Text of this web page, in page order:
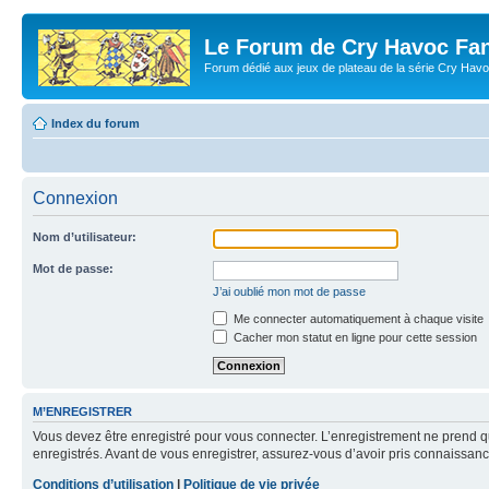
Le Forum de Cry Havoc
Forum dédié aux jeux de plateau de la série Cry
Index du forum
Connexion
Nom d’utilisateur:
Mot de passe:
J’ai oublié mon mot de passe
Me connecter automatiquement à chaque visite
Cacher mon statut en ligne pour cette session
M’ENREGISTRER
Vous devez être enregistré pour vous connecter. L’enregistrement ne
enregistrés. Avant de vous enregistrer, assurez-vous d’avoir pris
Conditions d’utilisation
Politique de vie privée